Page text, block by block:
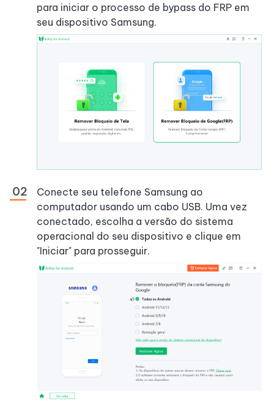
para iniciar o processo de bypass do FRP em
seu dispositivo Samsung.
Conecte seu telefone Samsung ao
computador usando um cabo USB. Uma vez
conectado, escolha a versão do sistema
operacional do seu dispositivo e clique em
"Iniciar" para prosseguir.